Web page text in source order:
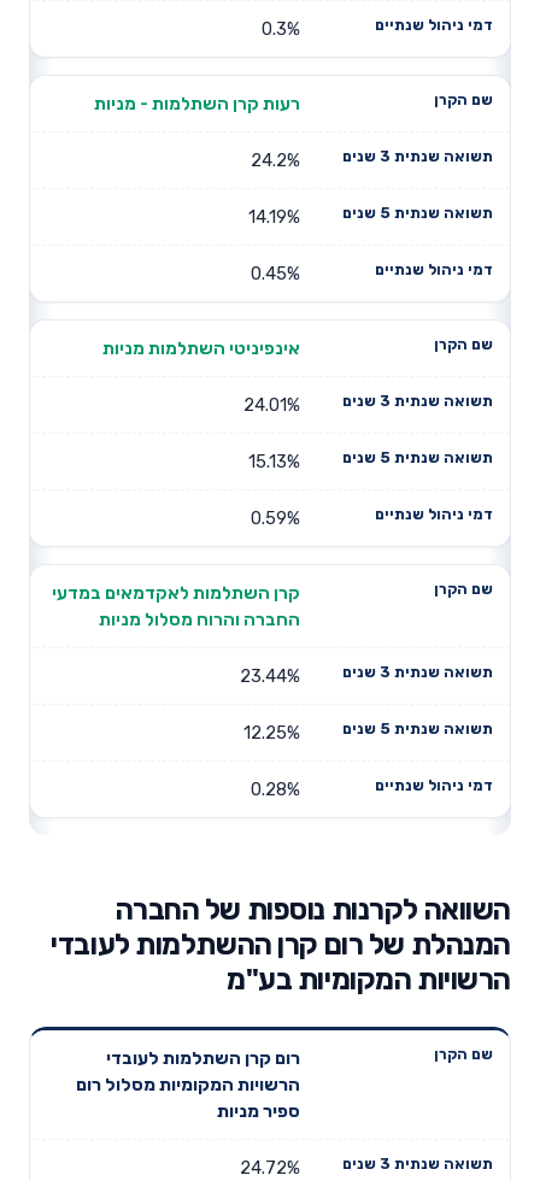
0.3%
רעות קרן השתלמות - מניות
24.2%
14.19%
0.45%
אינפיניטי השתלמות מניות
24.01%
15.13%
0.59%
קרן השתלמות לאקדמאים במדעי
החברה והרוח מסלול מניות
23.44%
12.25%
0.28%
השוואה לקרנות נוספות של החברה
המנהלת של רום קרן ההשתלמות לעובדי
הרשויות המקומיות בע"מ
שנתית 3
תשואה
שנתית 5
שנים
שנתיים
רום קרן השתלמות לעובדי
הרשויות המקומיות מסלול רום
ספיר מניות
24.72%